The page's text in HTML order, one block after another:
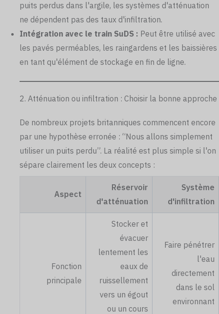
puits perdus dans l'argile, les systèmes d'atténuation
ne dépendent pas des taux d'infiltration.
Intégration avec le train SuDS : Peut être utilisé avec
les pavés perméables, les raingardens et les baissières
en tant qu'élément de stockage en fin de ligne.
2. Atténuation ou infiltration : Choisir la bonne approche
De nombreux projets britanniques commencent encore
par une hypothèse erronée : “Nous allons simplement
utiliser un puits perdu”. La réalité est plus simple si l'on
sépare clairement les deux concepts :
Aspect
Réservoir
d'atténuation
Système
d'infiltration
Fonction
principale
Stocker et
évacuer
lentement les
eaux de
ruissellement
vers un égout
ou un cours
Faire pénétrer
l'eau
directement
dans le sol
environnant